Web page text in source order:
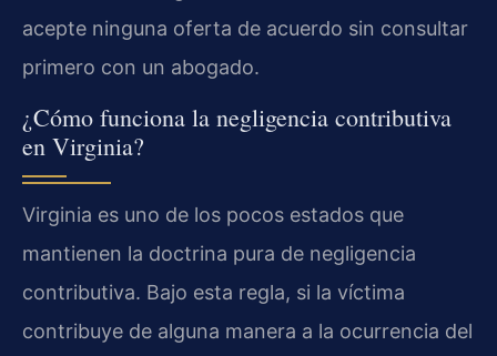
acepte ninguna oferta de acuerdo sin consultar
primero con un abogado.
¿Cómo funciona la negligencia contributiva
en Virginia?
Virginia es uno de los pocos estados que
mantienen la doctrina pura de negligencia
contributiva. Bajo esta regla, si la víctima
contribuye de alguna manera a la ocurrencia del